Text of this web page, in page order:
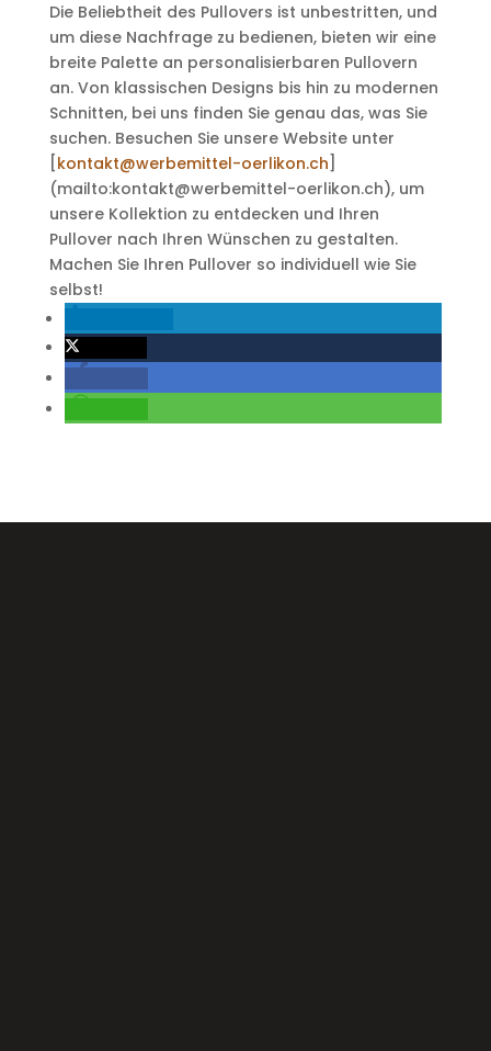
Die Beliebtheit des Pullovers ist unbestritten, und
um diese Nachfrage zu bedienen, bieten wir eine
breite Palette an personalisierbaren Pullovern
an. Von klassischen Designs bis hin zu modernen
Schnitten, bei uns finden Sie genau das, was Sie
suchen. Besuchen Sie unsere Website unter
kontakt@werbemittel-oerlikon.ch
(mailto:kontakt@werbemittel-oerlikon.ch), um
unsere Kollektion zu entdecken und Ihren
Pullover nach Ihren Wünschen zu gestalten.
Machen Sie Ihren Pullover so individuell wie Sie
selbst!